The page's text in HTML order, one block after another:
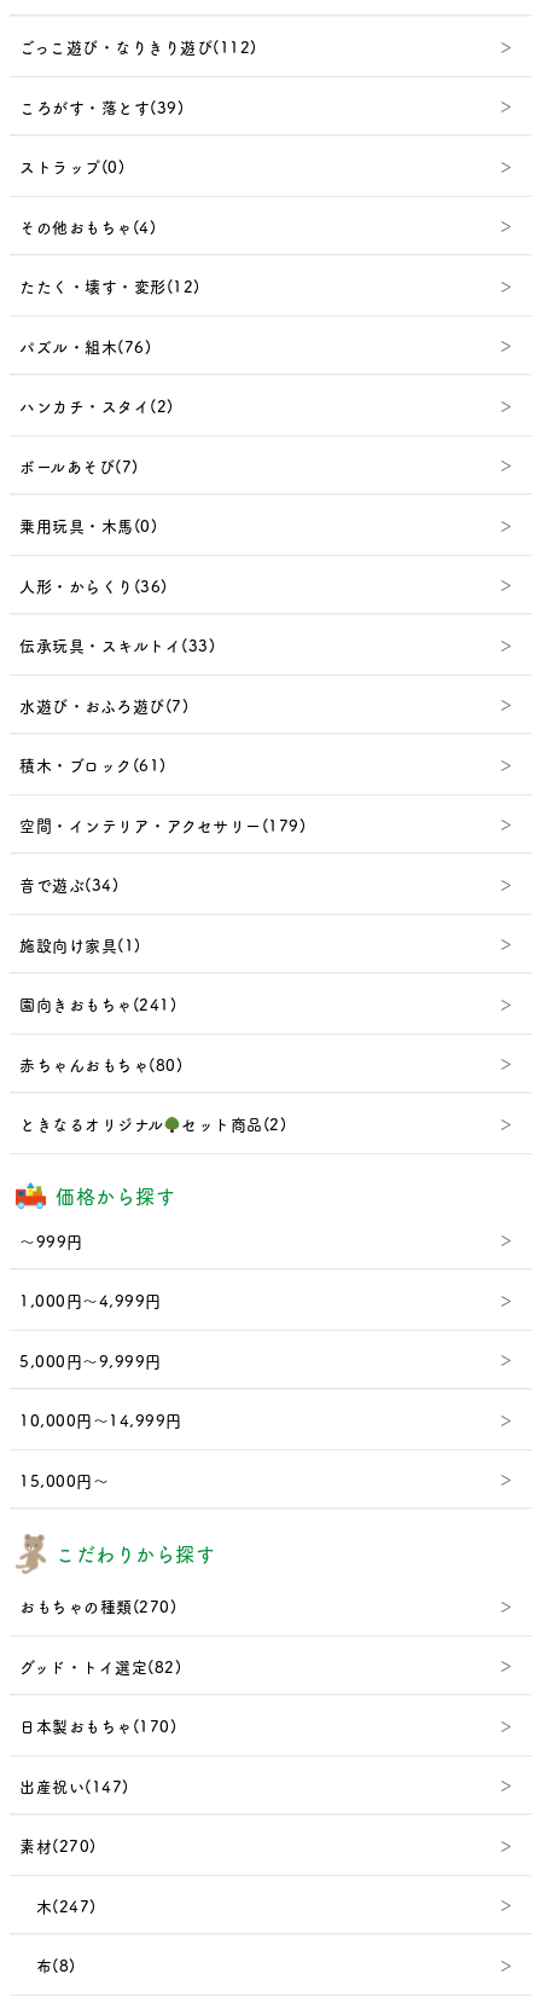
ごっこ遊び・なりきり遊び(112)
ころがす・落とす(39)
ストラップ(0)
その他おもちゃ(4)
たたく・壊す・変形(12)
パズル・組木(76)
ハンカチ・スタイ(2)
ボールあそび(7)
乗用玩具・木馬(0)
人形・からくり(36)
伝承玩具・スキルトイ(33)
水遊び・おふろ遊び(7)
積木・ブロック(61)
空間・インテリア・アクセサリー(179)
音で遊ぶ(34)
施設向け家具(1)
園向きおもちゃ(241)
赤ちゃんおもちゃ(80)
ときなるオリジナル セット商品(2)
価格から探す
～999円
1,000円～4,999円
5,000円～9,999円
10,000円～14,999円
15,000円～
こだわりから探す
おもちゃの種類(270)
グッド・トイ選定(82)
日本製おもちゃ(170)
出産祝い(147)
素材(270)
木(247)
布(8)